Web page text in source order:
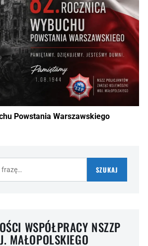
Powstania Warszawskiego
SZUKAJ
WSPÓŁPRACY NSZZP
MAŁOPOLSKIEGO